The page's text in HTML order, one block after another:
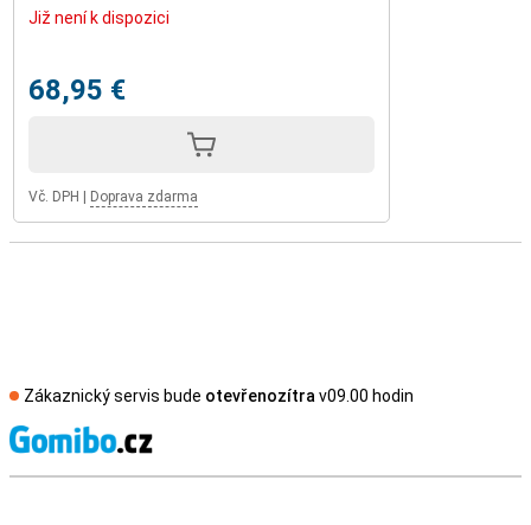
Již není k dispozici
68,95 €
Vč. DPH Doprava zdarma
Zákaznický servis bude otevřenozítra v09.00 hodin